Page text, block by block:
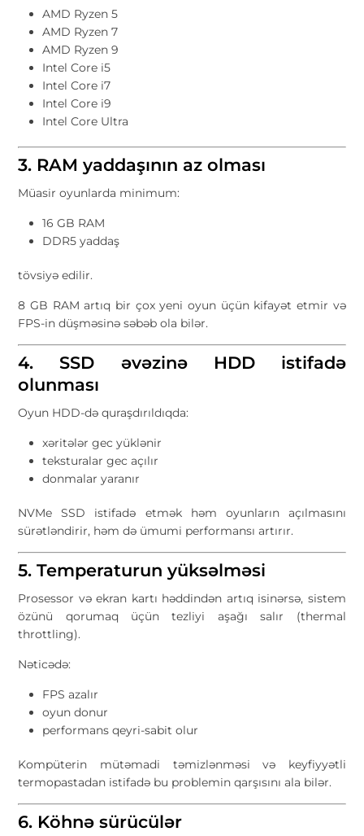
AMD Ryzen 5
AMD Ryzen 7
AMD Ryzen 9
Intel Core i5
Intel Core i7
Intel Core i9
Intel Core Ultra
3. RAM yaddaşının az olması
Müasir oyunlarda minimum:
16 GB RAM
DDR5 yaddaş
tövsiyə edilir.
8 GB RAM artıq bir çox yeni oyun üçün kifayət etmir və
FPS-in düşməsinə səbəb ola bilər.
4. SSD əvəzinə HDD istifadə
olunması
Oyun HDD-də quraşdırıldıqda:
xəritələr gec yüklənir
teksturalar gec açılır
donmalar yaranır
NVMe SSD istifadə etmək həm oyunların açılmasını
sürətləndirir, həm də ümumi performansı artırır.
5. Temperaturun yüksəlməsi
Prosessor və ekran kartı həddindən artıq isinərsə, sistem
özünü qorumaq üçün tezliyi aşağı salır (thermal
throttling).
Nəticədə:
FPS azalır
oyun donur
performans qeyri-sabit olur
Kompüterin mütəmadi təmizlənməsi və keyfiyyətli
termopastadan istifadə bu problemin qarşısını ala bilər.
6. Köhnə sürücülər